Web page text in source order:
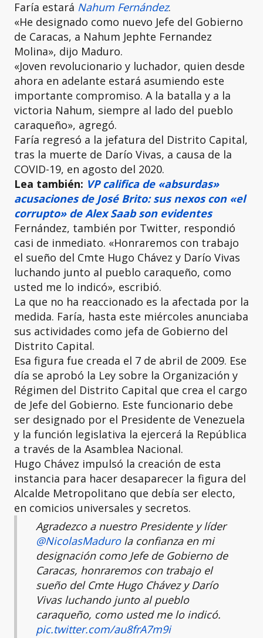
Faría estará Nahum Fernández.
«He designado como nuevo Jefe del Gobierno
de Caracas, a Nahum Jephte Fernandez
Molina», dijo Maduro.
«Joven revolucionario y luchador, quien desde
ahora en adelante estará asumiendo este
importante compromiso. A la batalla y a la
victoria Nahum, siempre al lado del pueblo
caraqueño», agregó.
Faría regresó a la jefatura del Distrito Capital,
tras la muerte de Darío Vivas, a causa de la
COVID-19, en agosto del 2020.
Lea también: VP califica de «absurdas»
acusaciones de José Brito: sus nexos con «el
corrupto» de Alex Saab son evidentes
Fernández, también por Twitter, respondió
casi de inmediato. «Honraremos con trabajo
el sueño del Cmte Hugo Chávez y Darío Vivas
luchando junto al pueblo caraqueño, como
usted me lo indicó», escribió.
La que no ha reaccionado es la afectada por la
medida. Faría, hasta este miércoles anunciaba
sus actividades como jefa de Gobierno del
Distrito Capital.
Esa figura fue creada el 7 de abril de 2009. Ese
día se aprobó la Ley sobre la Organización y
Régimen del Distrito Capital que crea el cargo
de Jefe del Gobierno. Este funcionario debe
ser designado por el Presidente de Venezuela
y la función legislativa la ejercerá la República
a través de la Asamblea Nacional.
Hugo Chávez impulsó la creación de esta
instancia para hacer desaparecer la figura del
Alcalde Metropolitano que debía ser electo,
en comicios universales y secretos.
Agradezco a nuestro Presidente y líder
@NicolasMadurola confianza en mi
designación como Jefe de Gobierno de
Caracas, honraremos con trabajo el
sueño del Cmte Hugo Chávez y Darío
Vivas luchando junto al pueblo
caraqueño, como usted me lo indicó.
pic.twitter.com/au8frA7m9i